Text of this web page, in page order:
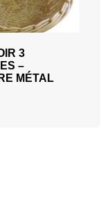
3
–
MÉTAL
AU DEVIS